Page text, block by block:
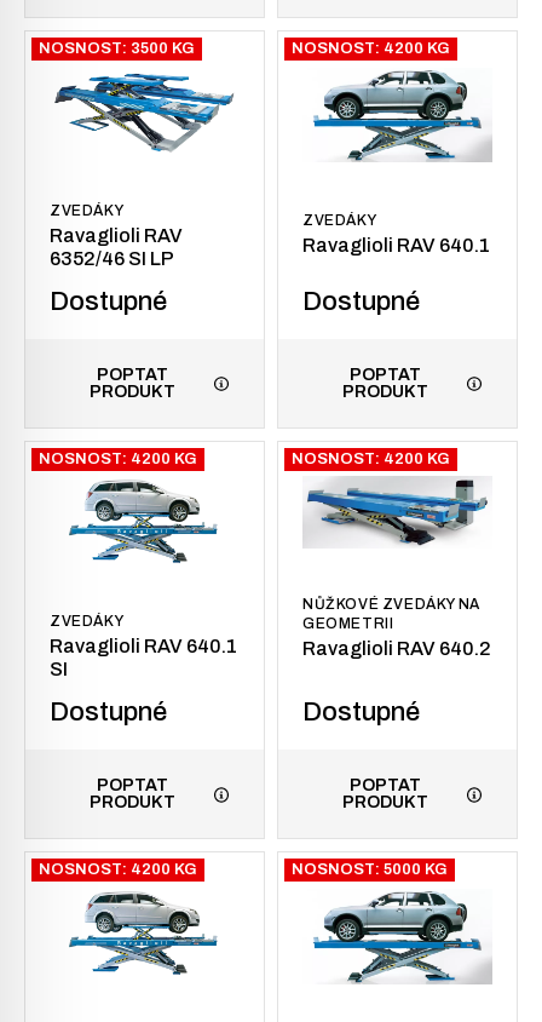
NOSNOST: 3500 KG
ZVEDÁKY
Ravaglioli RAV
6352/46 SI LP
Dostupné
POPTAT
PRODUKT
NOSNOST: 4200 KG
ZVEDÁKY
Ravaglioli RAV 640.1
Dostupné
POPTAT
PRODUKT
NOSNOST: 4200 KG
ZVEDÁKY
Ravaglioli RAV 640.1
SI
Dostupné
POPTAT
PRODUKT
NOSNOST: 4200 KG
NŮŽKOVÉ ZVEDÁKY NA
GEOMETRII
Ravaglioli RAV 640.2
Dostupné
POPTAT
PRODUKT
NOSNOST: 4200 KG NOSNOST: 5000 KG